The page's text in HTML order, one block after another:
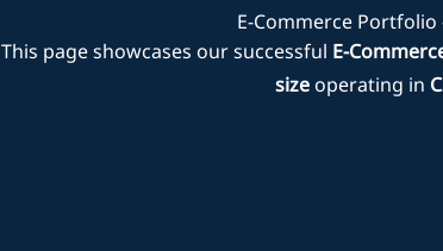
E-Commerce Portfolio
This page showcases our successful E-
sizeoperating in